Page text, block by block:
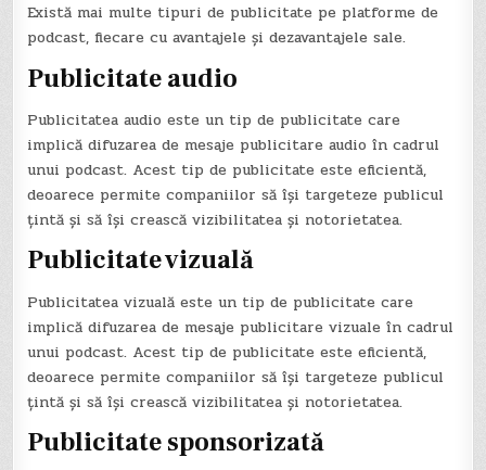
Există mai multe tipuri de publicitate pe platforme de
podcast, fiecare cu avantajele și dezavantajele sale.
Publicitate audio
Publicitatea audio este un tip de publicitate care
implică difuzarea de mesaje publicitare audio în cadrul
unui podcast. Acest tip de publicitate este eficientă,
deoarece permite companiilor să își targeteze publicul
țintă și să își crească vizibilitatea și notorietatea.
Publicitate vizuală
Publicitatea vizuală este un tip de publicitate care
implică difuzarea de mesaje publicitare vizuale în cadrul
unui podcast. Acest tip de publicitate este eficientă,
deoarece permite companiilor să își targeteze publicul
țintă și să își crească vizibilitatea și notorietatea.
Publicitate sponsorizată